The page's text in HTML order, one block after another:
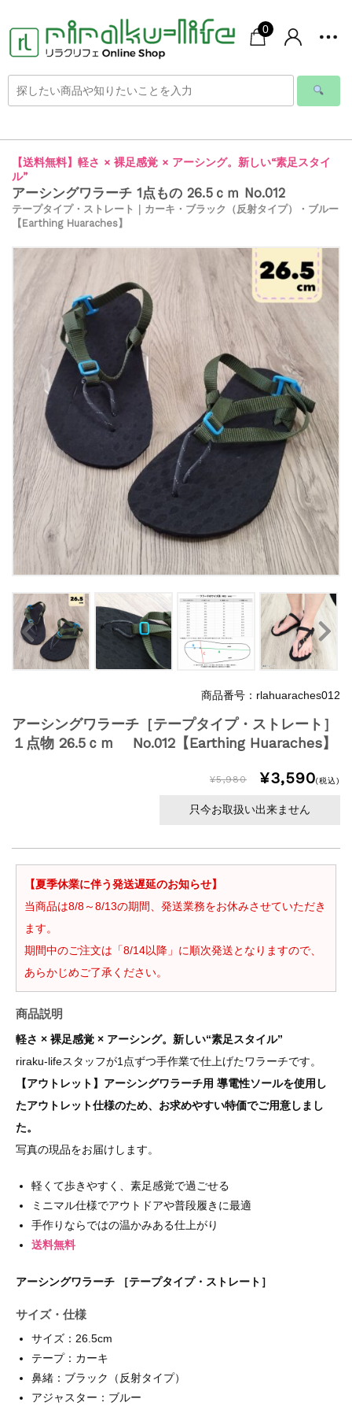
0
【送料無料】軽さ × 裸足感覚 × アーシング。新しい“素足スタイ
ル”
アーシングワラーチ 1点もの 26.5ｃｍ No.012
テープタイプ・ストレート｜カーキ・ブラック（反射タイプ）・ブルー
【Earthing Huaraches】
商品番号：rlahuaraches012
アーシングワラーチ［テープタイプ・ストレート］
１点物 26.5ｃｍ No.012【Earthing Huaraches】
¥5,980 ¥3,590(税込)
只今お取扱い出来ません
【夏季休業に伴う発送遅延のお知らせ】
当商品は8/8～8/13の期間、発送業務をお休みさせていただき
ます。
期間中のご注文は「8/14以降」に順次発送となりますので、
あらかじめご了承ください。
商品説明
軽さ × 裸足感覚 × アーシング。新しい“素足スタイル”
riraku-lifeスタッフが1点ずつ手作業で仕上げたワラーチです。
【アウトレット】アーシングワラーチ用 導電性ソールを使用し
たアウトレット仕様のため、お求めやすい特価でご用意しまし
た。
写真の現品をお届けします。
軽くて歩きやすく、素足感覚で過ごせる
ミニマル仕様でアウトドアや普段履きに最適
手作りならではの温かみある仕上がり
送料無料
アーシングワラーチ ［テープタイプ・ストレート］
サイズ・仕様
サイズ：26.5cm
テープ：カーキ
鼻緒：ブラック（反射タイプ）
アジャスター：ブルー